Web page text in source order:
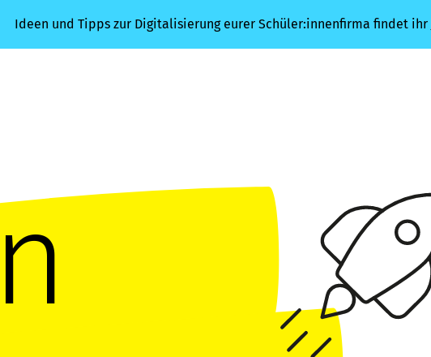
Ideen und Tipps zur Digitalisierung eurer Schüler:innenfirma findet ihr